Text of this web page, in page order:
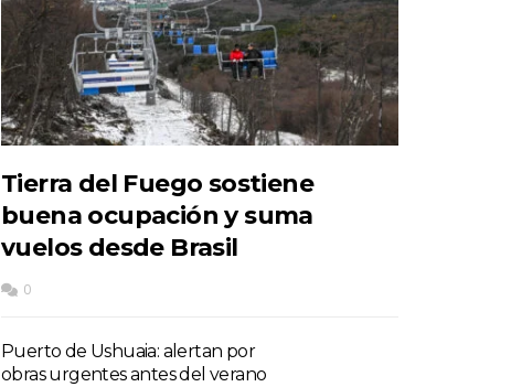
Tierra del Fuego sostiene
buena ocupación y suma
vuelos desde Brasil
0
Puerto de Ushuaia: alertan por
obras urgentes antes del verano